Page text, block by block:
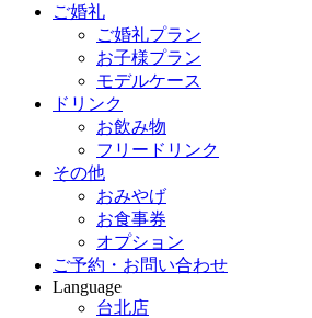
ご婚礼
ご婚礼プラン
お子様プラン
モデルケース
ドリンク
お飲み物
フリードリンク
その他
おみやげ
お食事券
オプション
ご予約・お問い合わせ
Language
台北店